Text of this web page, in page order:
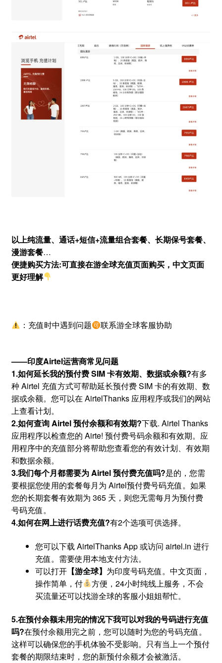
以上纯流量、通话+短信+流量组合套餐、长期保号套餐、
漫游套餐…
便捷购买方法:可直接在游全球充值页面购买，中文页面
更好理解
：充值时中遇到问题 联系游全球客服协助
——印度Airtel运营商常见问题
1.如何延长我的预付费 SIM 卡有效期、数据或余额?有多
种 Airtel 充值方式可帮助延长预付费 SIM 卡的有效期、数
据或余额。您可以在 AirtelThanks 应用程序或我们的网站
上查看计划。
2.如何查询 Airtel 预付余额和有效期?下载. Airtel Thanks
应用程序以检查您的 Airte! 预付费号码余额和有效期。应
用程序中的充值部分将帮助您查看您的有效计划、有效期
和数据余额。
3.我们每个月都需要为 Airtel 预付费充值吗?是的，您需
要根据您使用的套餐每月为 Airtel预付费号码充值。如果
您的长期套餐有效期为 365 天，则您无需每月为预付费
号码充值。
4.如何在网上进行话费充值?有2个选项可供选择。
您可以下载 AirtelThanks App 或访问 airtel.in 进行
充值。需要使用本地支付方法。
可以打开【游全球】 为印度号码充值。中文页面，
操作简单，付
方便，24小时纯线上服务，不会
买流量还可以找游全球的客服小姐姐帮忙。
5.在预付余额未用完的情况下我可以对我的号码进行充值
吗?在预付余额用完之前，您可以随时为您的号码充值。
这样可以确保您的手机体验不受影响。只有当上一个预付
套餐的期限结束时，您的新预付余额才会被激活。